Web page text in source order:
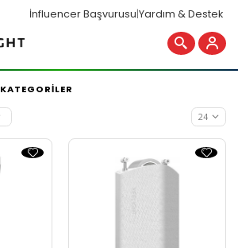
İnfluencer Başvurusu|Yardım & Destek
KATEGORİLER